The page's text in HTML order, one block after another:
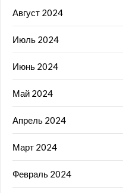
Август 2024
Июль 2024
Июнь 2024
Май 2024
Апрель 2024
Март 2024
Февраль 2024